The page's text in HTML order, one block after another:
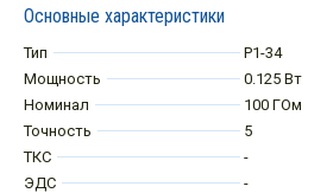
Основные характеристики
Тип
Р1-34
Мощность
0.125 Вт
Номинал
100 ГОм
Точность
5
ТКС
-
ЭДС
-